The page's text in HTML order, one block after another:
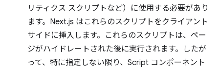
リティクス スクリプトなど）に使用する必要があり
ます。Next.js はこれらのスクリプトをクライアント
サイドに挿入します。これらのスクリプトは、ペー
ジがハイドレートされた後に実行されます。したが
って、特に指定しない限り、Script コンポーネント